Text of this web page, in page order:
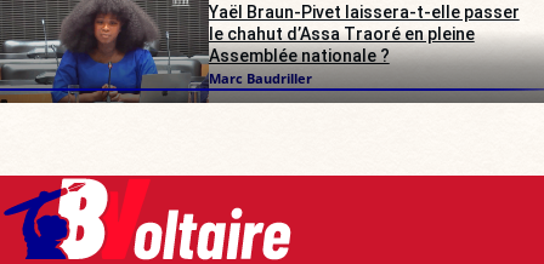
Yaël Braun-Pivet laissera-t-elle passer
le chahut d’Assa Traoré en pleine
Assemblée nationale ?
Marc Baudriller